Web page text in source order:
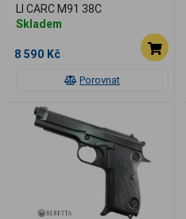
Porovnat
LI CARC M91 38C
Skladem
8 590 Kč